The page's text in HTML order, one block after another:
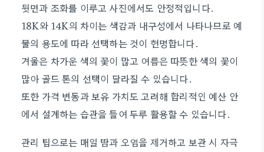
뒷면과 조화를 이루고 사진에서도 안정적입니다.
18K와 14K의 차이는 색감과 내구성에서 나타나므로 예
물의 용도에 따라 선택하는 것이 현명합니다.
겨울은 차가운 색의 꽃이 많고 여름은 따뜻한 색의 꽃이
많아 골드 톤의 선택이 달라질 수 있습니다.
또한 가격 변동과 보유 가치도 고려해 합리적인 예산 안
에서 설계하는 습관을 들여 두루 활용할 수 있습니다.
관리 팁으로는 매일 땀과 오염을 제거하고 보관 시 자극